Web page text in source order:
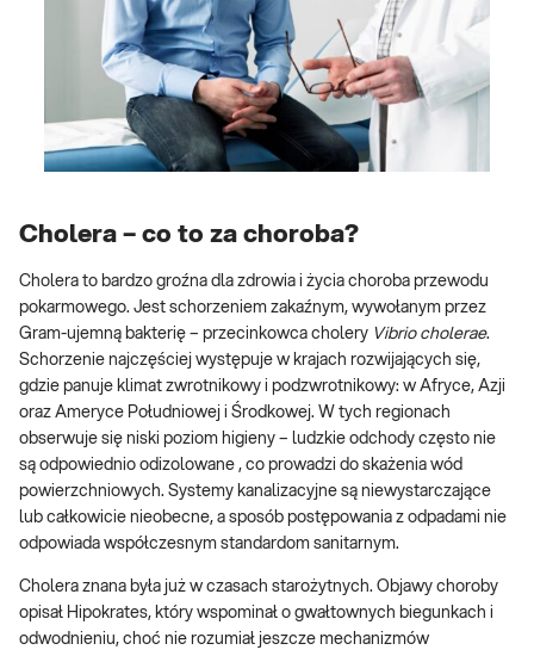
Cholera – co to za choroba?
Cholera to bardzo groźna dla zdrowia i życia choroba przewodu
pokarmowego. Jest schorzeniem zakaźnym, wywołanym przez
Gram-ujemną bakterię – przecinkowca cholery Vibrio cholerae.
Schorzenie najczęściej występuje w krajach rozwijających się,
gdzie panuje klimat zwrotnikowy i podzwrotnikowy: w Afryce, Azji
oraz Ameryce Południowej i Środkowej. W tych regionach
obserwuje się niski poziom higieny – ludzkie odchody często nie
są odpowiednio odizolowane , co prowadzi do skażenia wód
powierzchniowych. Systemy kanalizacyjne są niewystarczające
lub całkowicie nieobecne, a sposób postępowania z odpadami nie
odpowiada współczesnym standardom sanitarnym.
Cholera znana była już w czasach starożytnych. Objawy choroby
opisał Hipokrates, który wspominał o gwałtownych biegunkach i
odwodnieniu, choć nie rozumiał jeszcze mechanizmów